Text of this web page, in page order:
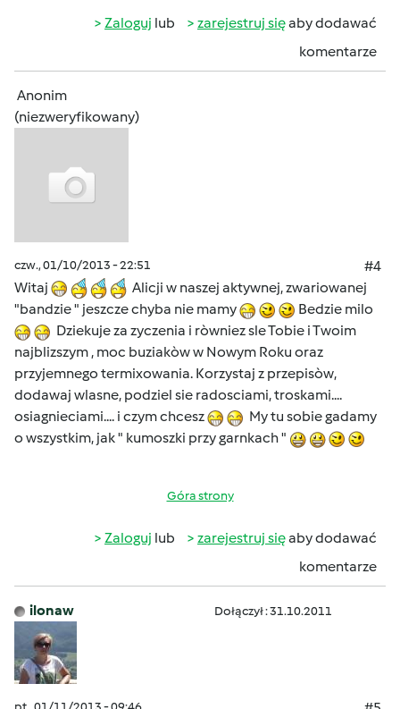
Zaloguj lub zarejestruj sięaby dodawać
komentarze
Anonim
(niezweryfikowany)
czw., 01/10/2013 - 22:51
#4
Witaj
Alicji w naszej aktywnej, zwariowanej
"bandzie " jeszcze chyba nie mamy
Bedzie milo
Dziekuje za zyczenia i ròwniez sle Tobie i Twoim
najblizszym , moc buziakòw w Nowym Roku oraz
przyjemnego termixowania. Korzystaj z przepisòw,
dodawaj wlasne, podziel sie radosciami, troskami....
osiagnieciami.... i czym chcesz
My tu sobie gadamy
o wszystkim, jak " kumoszki przy garnkach "
Góra strony
Zaloguj lub zarejestruj sięaby dodawać
komentarze
ilonaw Dołączył : 31.10.2011